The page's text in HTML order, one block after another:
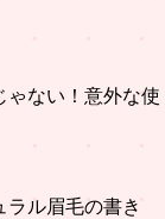
ゃない！意外な使
ラル眉毛の書き